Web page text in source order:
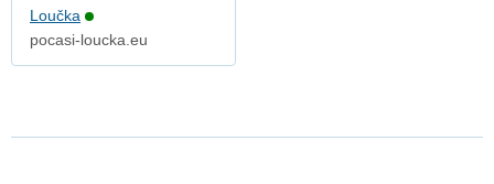
Loučka
pocasi-loucka.eu